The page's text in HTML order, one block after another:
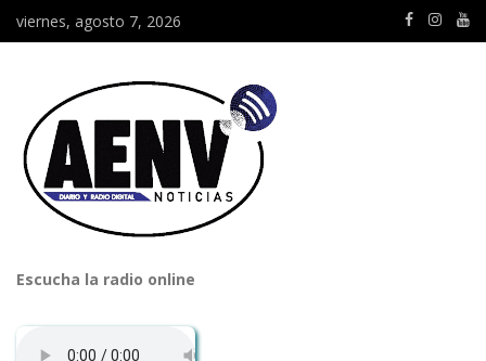
viernes, agosto 7, 2026
Escucha la radio online